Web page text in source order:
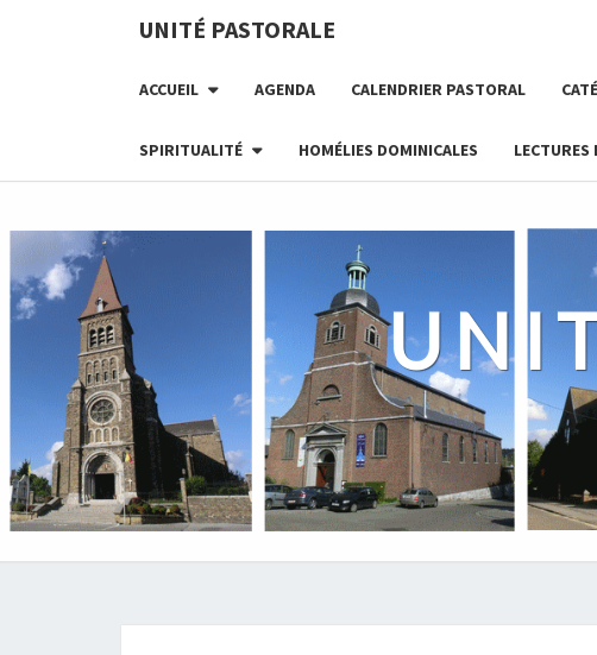
UNITÉ PASTORALE
ACCUEIL AGENDA CALENDRIER PASTORAL
SPIRITUALITÉ HOMÉLIES DOMINICALES